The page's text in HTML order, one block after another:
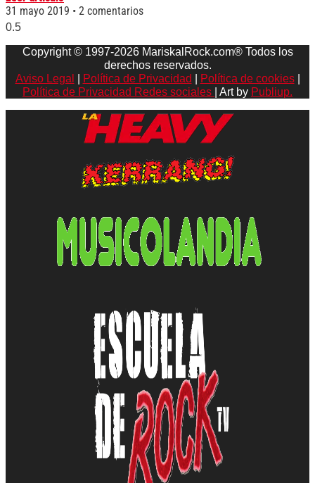
31 mayo 2019
2 comentarios
Copyright © 1997-2026 MariskalRock.com® Todos los
derechos reservados.
Aviso Legal
Política de Privacidad Política de cookies|
Política de Privacidad Redes sociales
| Art by Publiup.